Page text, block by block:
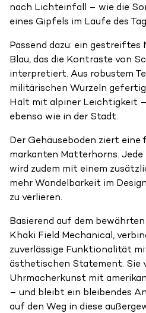
nach Lichteinfall – wie die
eines Gipfels im Laufe des
Passend dazu: ein gestreiftes
Blau, das die Kontraste von
interpretiert. Aus robustem
militärischen Wurzeln
Halt mit alpiner Leichtigkeit
ebenso wie in der Stadt.
Der Gehäuseboden ziert eine
markanten Matterhorns.
wird zudem mit einem
mehr Wandelbarkeit im
zu verlieren.
Basierend auf dem
Khaki Field Mechanical,
zuverlässige Funktionalität
ästhetischen Statement. Sie
Uhrmacherkunst mit
– und bleibt ein bleibendes
auf den Weg in diese